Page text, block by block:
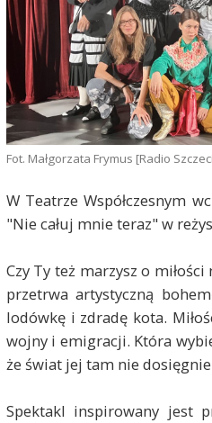
Fot. Małgorzata Frymus [Radio
W Teatrze Współczesnym
"Nie całuj mnie teraz" w
Czy Ty też marzysz o miłości
przetrwa artystyczną
lodówkę i zdradę kota.
wojny i emigracji. Która
że świat jej tam nie
Spektakl inspirowany jest